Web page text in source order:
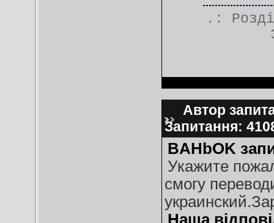
.:
Автор
Запитання:
BAHbOK
Укажите
смогу
Наша